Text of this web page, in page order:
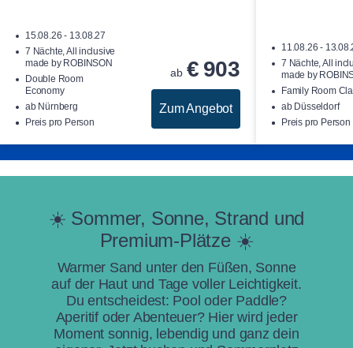
15.08.26 - 13.08.27
7 Nächte, All inclusive
made by ROBINSON
Double Room
Economy
ab Nürnberg
Preis pro Person
ab € 903
Zum Angebot
11.08.26 -
7 Nächte, All
made by
Family Room
ab Düsseldorf
Preis pro Person
☀️ Sommer, Sonne, Strand und
Premium-Plätze ☀️
Warmer Sand unter den Füßen, Sonne
auf der Haut und Tage voller Leichtigkeit.
Du entscheidest: Pool oder Paddle?
Aperitif oder Abenteuer? Hier wird jeder
Moment sonnig, lebendig und ganz dein